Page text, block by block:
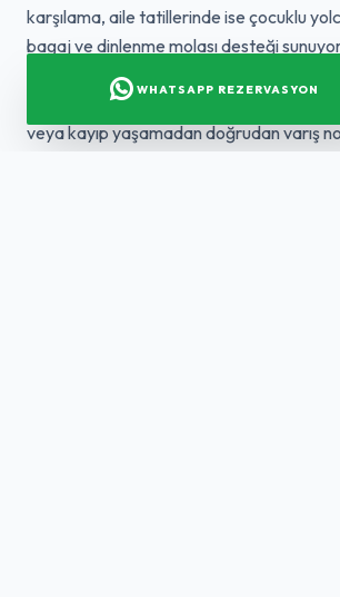
karşılama, aile tatillerinde ise çocuklu
bagaj ve dinlenme molası desteği
Sarıgerme'nin tüm ara sokaklarına, villa
giriş noktalarına hakimdir; bu sayede
veya kayıp yaşamadan doğrudan varış
WHATSAPP REZERVASYON